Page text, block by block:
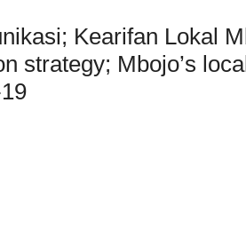
Kearifan Lokal
strategy; Mbojo’s